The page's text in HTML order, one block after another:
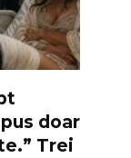
doar
Trei